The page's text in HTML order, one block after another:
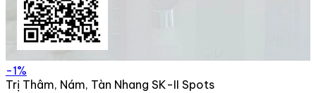
-1%
Trị Thâm, Nám, Tàn Nhang SK-II Spots